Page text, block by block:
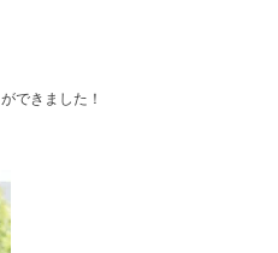
できました！